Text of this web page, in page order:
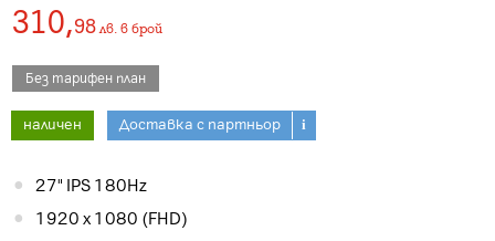
310,98 лв. в брой
Без тарифен план
наличен Доставка с партньор i
27" IPS 180Hz
1920 x 1080 (FHD)